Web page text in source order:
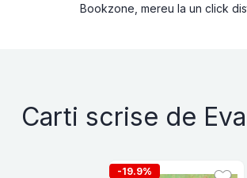
Bookzone, mereu la un click
Carti scrise de
-19.9%